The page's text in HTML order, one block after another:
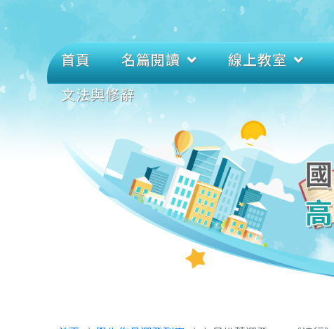
首頁 名篇閱讀 線上教室
文法與修辭